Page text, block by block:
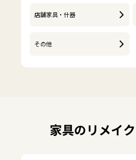
店舗家具・什器
その他
家具のリメイ